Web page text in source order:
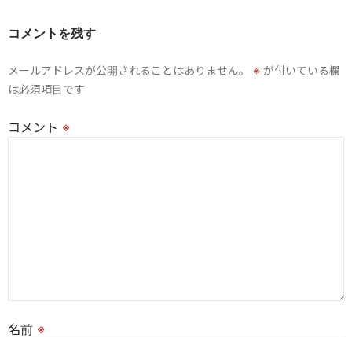
ョ
コメントを残す
メールアドレスが公開されることはありません。 ※ が付いている欄
は必須項目です
コメント ※
名前 ※